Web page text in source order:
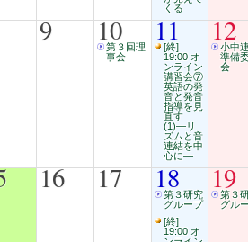
くる
9 10
第３回理
事会
11
[終]
19:00 オ
ンライン
講習会⑦
英語の発
音と発音
指導を見
直す
(1)―リ
ズムと音
連結を中
心に―
12
小中
準備
会
16 17 18
第３研究
グループ
[終]
19:00 オ
19
第３
グル